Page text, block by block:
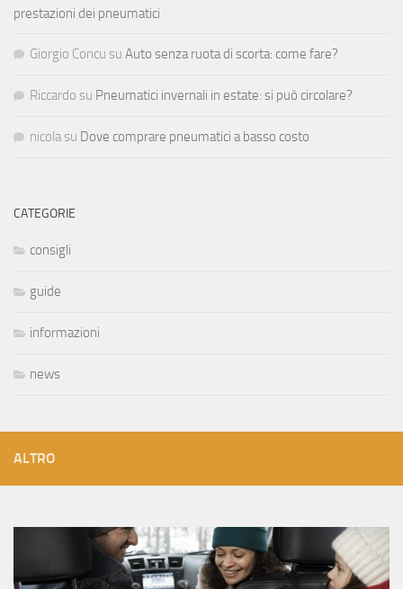
prestazioni dei pneumatici
Giorgio Concu su Auto senza ruota di scorta: come fare?
Riccardo su Pneumatici invernali in estate: si può circolare?
nicola su Dove comprare pneumatici a basso costo
CATEGORIE
consigli
guide
informazioni
news
ALTRO